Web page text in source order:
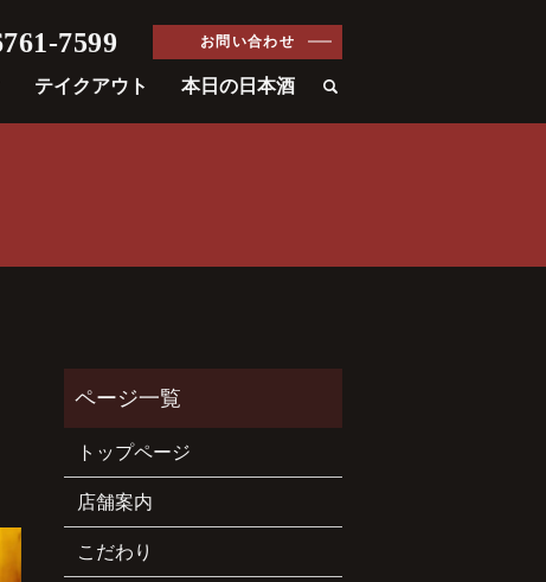
テイクアウト 本日の日本酒
7599 お問い合わせ
トップページ
店舗案内
こだわり